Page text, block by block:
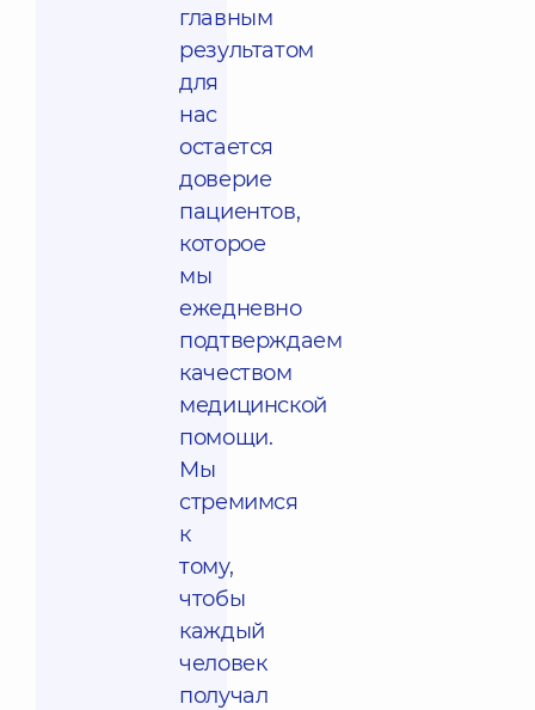
главным
результатом
для
нас
остается
доверие
пациентов,
которое
мы
ежедневно
подтверждаем
качеством
медицинской
помощи.
Мы
стремимся
к
тому,
чтобы
каждый
человек
получал